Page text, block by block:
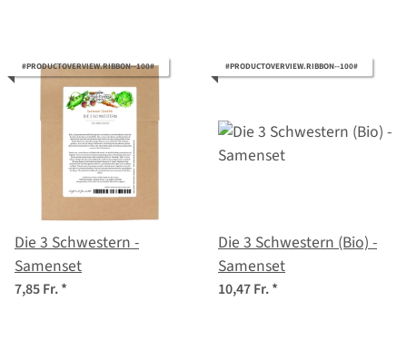
#PRODUCTOVERVIEW.RIBBON--100#
Die 3 Schwestern -
Samenset
7,85 Fr.*
#PRODUCTOVERVIEW.RIBBON--100#
Die 3 Schwestern (Bio) -
Samenset
10,47 Fr.*